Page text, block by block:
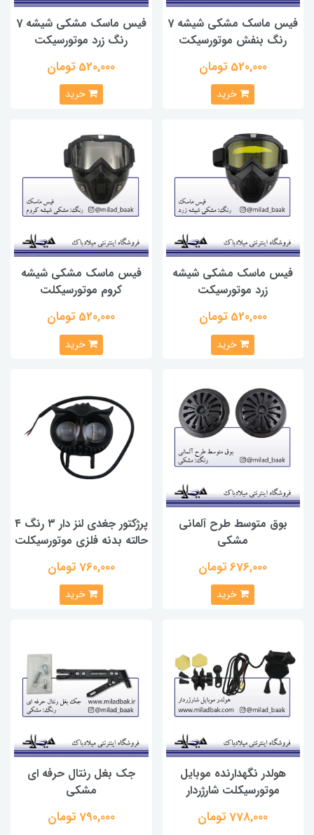
فیس ماسک مشکی شیشه 7
رنگ بنفش موتورسیکت
520,000 تومان
خرید
فیس ماسک مشکی شیشه 7
رنگ زرد موتورسیکت
520,000 تومان
خرید
فیس ماسک مشکی شیشه
زرد موتورسیکت
520,000 تومان
خرید
فیس ماسک مشکی شیشه
کروم موتورسیکلت
520,000 تومان
خرید
بوق متوسط طرح آلمانی
مشکی
676,000 تومان
خرید
پرژکتور جغدی لنز دار ۳ رنگ ۴
حالته بدنه فلزی موتورسیکلت
760,000 تومان
خرید
هولدر نگهدارنده موبایل
موتورسیکلت شارژردار
778,000 تومان
جک بغل رنتال حرفه ای
مشکی
790,000 تومان